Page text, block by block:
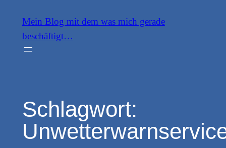
Inhalt
springen
Mein Blog mit dem was mich gerade
beschäftigt…
Schlagwort: